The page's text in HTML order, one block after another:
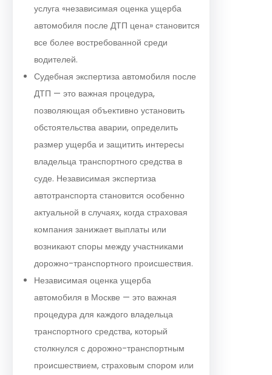
услуга «независимая оценка ущерба
автомобиля после ДТП цена» становится
все более востребованной среди
водителей.
Судебная экспертиза автомобиля после
ДТП — это важная процедура,
позволяющая объективно установить
обстоятельства аварии, определить
размер ущерба и защитить интересы
владельца транспортного средства в
суде. Независимая экспертиза
автотранспорта становится особенно
актуальной в случаях, когда страховая
компания занижает выплаты или
возникают споры между участниками
дорожно-транспортного происшествия.
Независимая оценка ущерба
автомобиля в Москве — это важная
процедура для каждого владельца
транспортного средства, который
столкнулся с дорожно-транспортным
происшествием, страховым спором или